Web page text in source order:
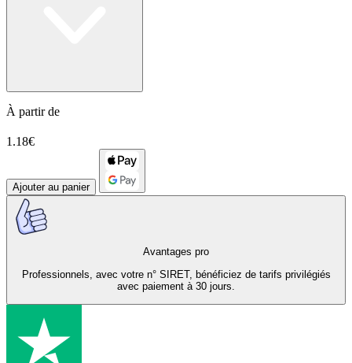
À partir de
1.18€
Ajouter au panier
Avantages pro
Professionnels, avec votre n° SIRET, bénéficiez de tarifs privilégiés
avec paiement à 30 jours.